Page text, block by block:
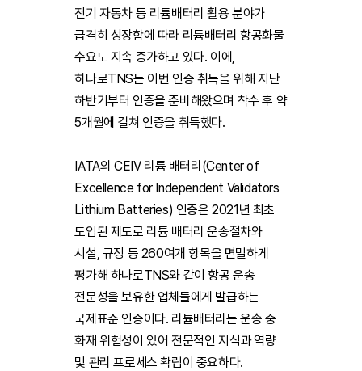
전기 자동차 등 리튬배터리 활용 분야가
급격히 성장함에 따라 리튬배터리 항공화물
수요도 지속 증가하고 있다. 이에,
하나로TNS는 이번 인증 취득을 위해 지난
하반기부터 인증을 준비해왔으며 착수 후 약
5개월에 걸쳐 인증을 취득했다.
IATA의 CEIV 리튬 배터리(Center of
Excellence for Independent Validators
Lithium Batteries) 인증은 2021년 최초
도입된 제도로 리튬 배터리 운송절차와
시설, 규정 등 260여개 항목을 면밀하게
평가해 하나로TNS와 같이 항공 운송
전문성을 보유한 업체들에게 발급하는
국제표준 인증이다. 리튬배터리는 운송 중
화재 위험성이 있어 전문적인 지식과 역량
및 관리 프로세스 확립이 중요하다.